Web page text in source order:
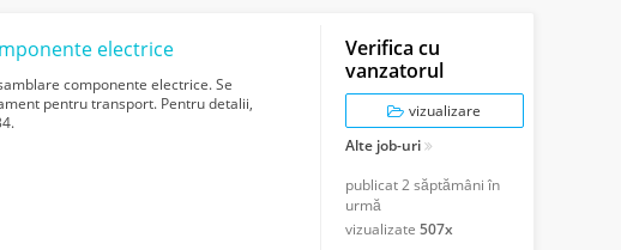
electrice
componente electrice. Se
pentru transport. Pentru detalii,
Verifica cu
vanzatorul
vizualizare
Alte job-uri
publicat2 săptămâni în
urmă
vizualizate 507x